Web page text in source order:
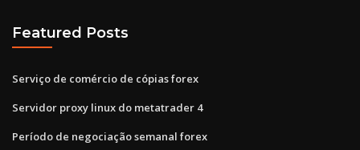
Featured Posts
Serviço de comércio de cópias forex
Servidor proxy linux do metatrader 4
Período de negociação semanal forex